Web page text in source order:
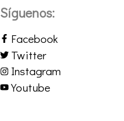
Síguenos:
Facebook
Twitter
Instagram
Youtube